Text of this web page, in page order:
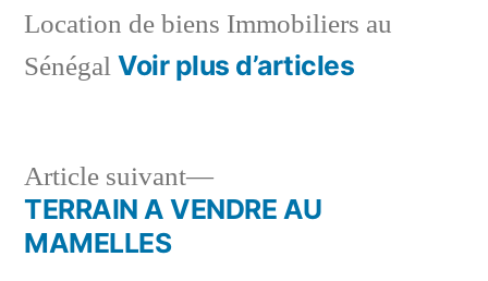
Location de biens Immobiliers au
Sénégal Voir plus d’articles
Navigation
Article suivant
Article
suivant :
TERRAIN A VENDRE AU
MAMELLES